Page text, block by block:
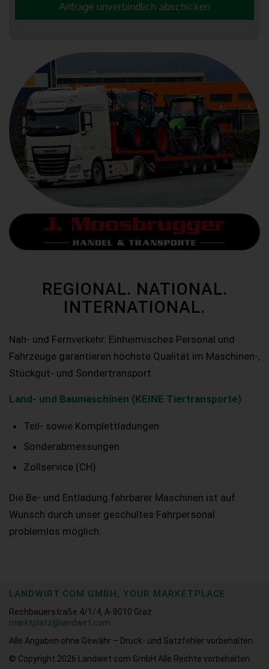
Anfrage unverbindlich abschicken
REGIONAL. NATIONAL.
INTERNATIONAL.
Nah- und Fernverkehr. Einheimisches Personal und
Fahrzeuge garantieren höchste Qualität im Maschinen-,
Stückgut- und Sondertransport.
Land- und Baumaschinen (KEINE Tiertransporte)
Teil- sowie Komplettladungen
Sonderabmessungen
Zollservice (CH)
Die Be- und Entladung fahrbarer Maschinen ist auf
Wunsch durch unser geschultes Fahrpersonal
problemlos möglich.
LANDWIRT.COM GMBH, YOUR MARKETPLACE
Rechbauerstraße 4/1/4, A-8010 Graz
marktplatz@landwirt.com
Alle Angaben ohne Gewähr – Druck- und Satzfehler vorbehalten.
© Copyright 2026
Landwirt.com GmbH Alle Rechte vorbehalten.